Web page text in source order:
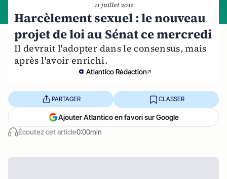
11 juillet 2012
Harcèlement sexuel : le nouveau
projet de loi au Sénat ce mercredi
Il devrait l'adopter dans le consensus, mais
après l'avoir enrichi.
Atlantico Rédaction
Écoutez cet article0:00min
PARTAGER CLASSER
Ajouter Atlantico en favori sur Google